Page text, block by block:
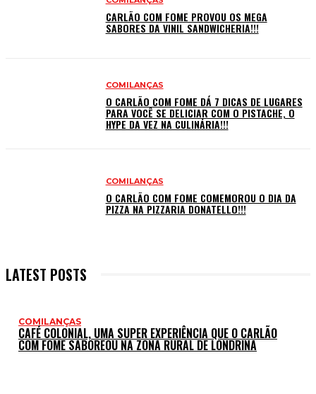
CARLÃO COM FOME PROVOU OS MEGA
SABORES DA VINIL SANDWICHERIA!!!
COMILANÇAS
O CARLÃO COM FOME DÁ 7 DICAS DE LUGARES
PARA VOCÊ SE DELICIAR COM O PISTACHE, O
HYPE DA VEZ NA CULINÁRIA!!!
COMILANÇAS
O CARLÃO COM FOME COMEMOROU O DIA DA
PIZZA NA PIZZARIA DONATELLO!!!
LATEST POSTS
COMILANÇAS
CAFÉ COLONIAL, UMA SUPER EXPERIÊNCIA QUE O CARLÃO
COM FOME SABOREOU NA ZONA RURAL DE LONDRINA